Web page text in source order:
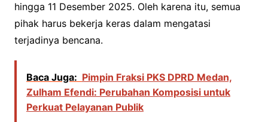
hingga 11 Desember 2025. Oleh karena itu, semua
pihak harus bekerja keras dalam mengatasi
terjadinya bencana.
Baca Juga: Pimpin Fraksi PKS DPRD Medan,
Zulham Efendi: Perubahan Komposisi untuk
Perkuat Pelayanan Publik